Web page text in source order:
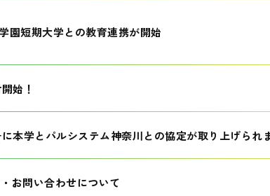
園短期大学との教育連携が開始
始！
本学とパルシステム神奈川との協定が取り上げられ
お問い合わせについて